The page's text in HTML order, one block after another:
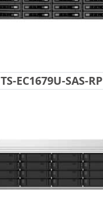
TS-EC1679U-SAS-RP